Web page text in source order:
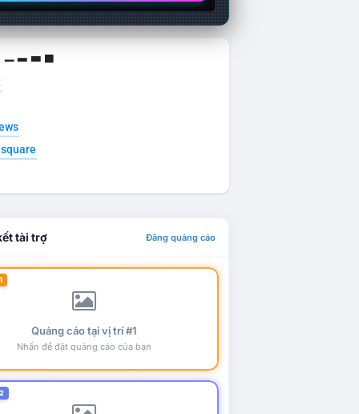
▁ ▂ ▃ ▄
tài trợ Đăng quảng cáo
Quảng cáo tại vị trí #1
Nhấn để đặt quảng cáo của bạn